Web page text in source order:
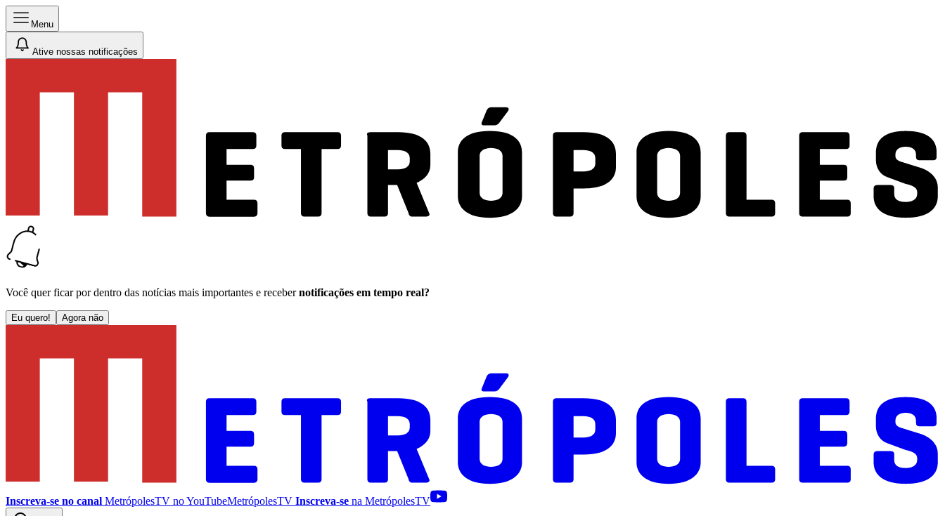
Menu
Ative nossas notificações
Você quer ficar por dentro das notícias mais importantes e receber notificações em tempo real?
Eu quero! Agora não
Inscreva-se no canal MetrópolesTV noYouTubeMetrópolesTV Inscreva-se na MetrópolesTV